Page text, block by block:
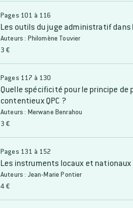
Pages 101 à 116
Les outils du juge administratif
Auteurs : Philomène Touvier
3 €
Pages 117 à 130
Quelle spécificité pour le principe de
contentieux QPC ?
Auteurs : Merwane Benrahou
3 €
Pages 131 à 152
Les instruments locaux et
Auteurs : Jean-Marie Pontier
4 €